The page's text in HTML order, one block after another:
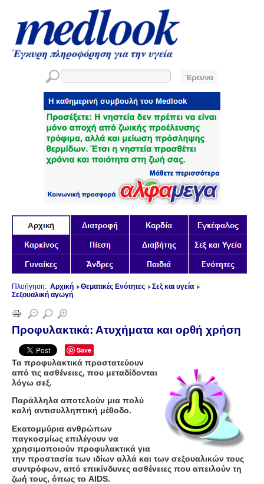
Πλοήγηση: Αρχική Θεματικές Ενότητες
Σεξ και υγεία
Σεξουαλική αγωγή
Προφυλακτικά: Ατυχήματα και ορθή χρήση
Save
Τα προφυλακτικά προστατεύουν
από τις ασθένειες, που μεταδίδονται
λόγω σεξ.
Παράλληλα αποτελούν μια πολύ
καλή αντισυλληπτική μέθοδο.
Εκατομμύρια ανθρώπων
παγκοσμίως επιλέγουν να
χρησιμοποιούν προφυλακτικά για
την προστασία των ιδίων αλλά και των σεξουαλικών τους
συντρόφων, από επικίνδυνες ασθένειες που απειλούν τη
ζωή τους, όπως το AIDS.